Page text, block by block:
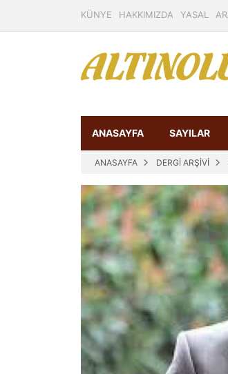
KÜNYE HAKKIMIZDA YASAL
ANASAYFA SAYILAR
ANASAYFA DERGİ ARŞİVİ